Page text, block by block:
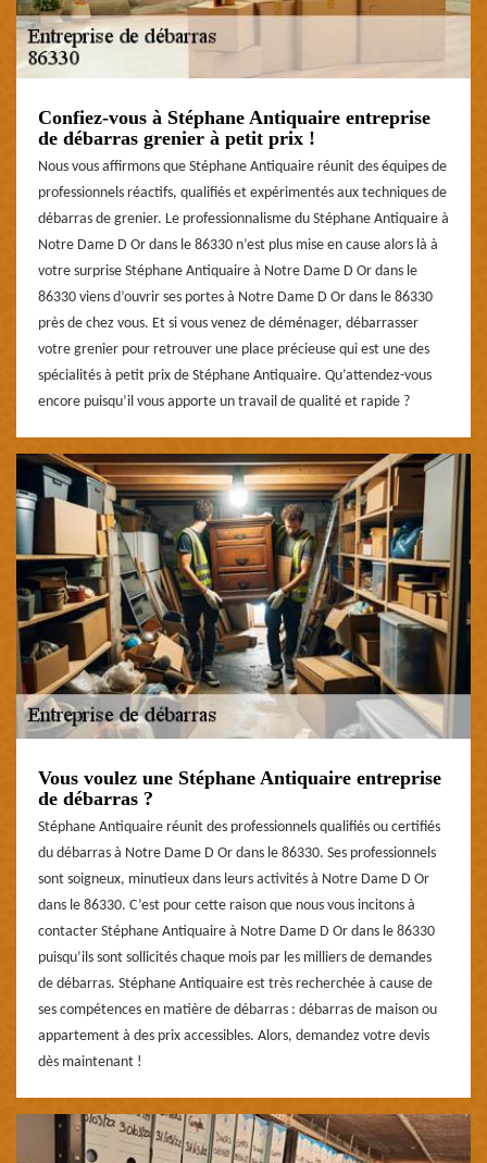
Confiez-vous à Stéphane Antiquaire entreprise
de débarras grenier à petit prix !
Nous vous affirmons que Stéphane Antiquaire réunit des équipes de
professionnels réactifs, qualifiés et expérimentés aux techniques de
débarras de grenier. Le professionnalisme du Stéphane Antiquaire à
Notre Dame D Or dans le 86330 n’est plus mise en cause alors là à
votre surprise Stéphane Antiquaire à Notre Dame D Or dans le
86330 viens d’ouvrir ses portes à Notre Dame D Or dans le 86330
près de chez vous. Et si vous venez de déménager, débarrasser
votre grenier pour retrouver une place précieuse qui est une des
spécialités à petit prix de Stéphane Antiquaire. Qu’attendez-vous
encore puisqu’il vous apporte un travail de qualité et rapide ?
Vous voulez une Stéphane Antiquaire entreprise
de débarras ?
Stéphane Antiquaire réunit des professionnels qualifiés ou certifiés
du débarras à Notre Dame D Or dans le 86330. Ses professionnels
sont soigneux, minutieux dans leurs activités à Notre Dame D Or
dans le 86330. C’est pour cette raison que nous vous incitons à
contacter Stéphane Antiquaire à Notre Dame D Or dans le 86330
puisqu’ils sont sollicités chaque mois par les milliers de demandes
de débarras. Stéphane Antiquaire est très recherchée à cause de
ses compétences en matière de débarras : débarras de maison ou
appartement à des prix accessibles. Alors, demandez votre devis
dès maintenant !